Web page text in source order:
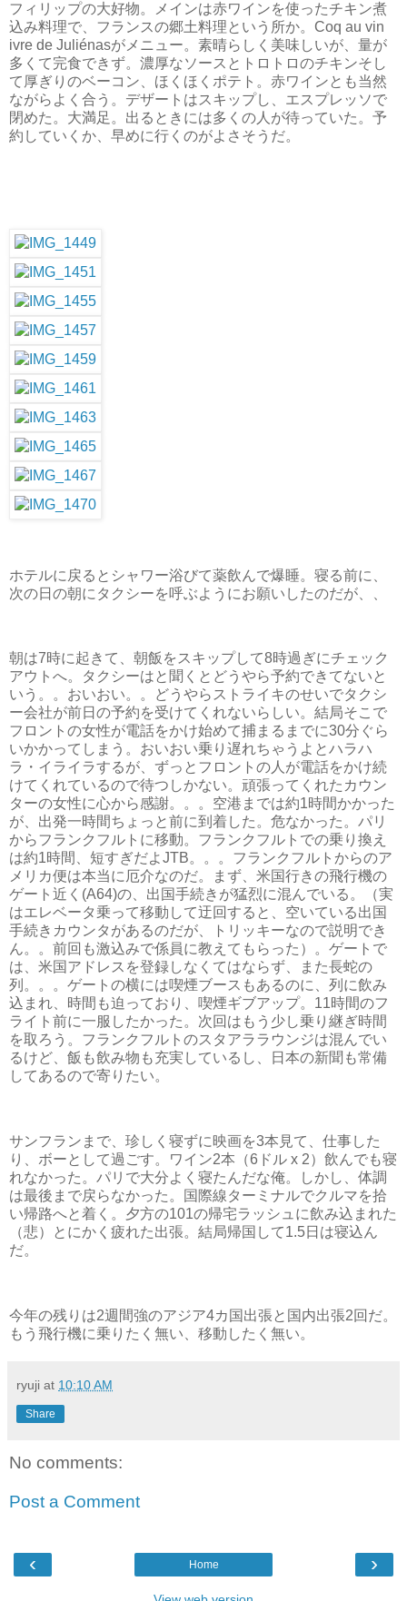
フィリップの大好物。メインは赤ワインを使ったチキン煮
込み料理で、フランスの郷土料理という所か。Coq au vin
ivre de Juliénasがメニュー。素晴らしく美味しいが、量が
多くて完食できず。濃厚なソースとトロトロのチキンそし
て厚ぎりのベーコン、ほくほくポテト。赤ワインとも当然
ながらよく合う。デザートはスキップし、エスプレッソで
閉めた。大満足。出るときには多くの人が待っていた。予
約していくか、早めに行くのがよさそうだ。
ホテルに戻るとシャワー浴びて薬飲んで爆睡。寝る前に、
次の日の朝にタクシーを呼ぶようにお願いしたのだが、、
朝は7時に起きて、朝飯をスキップして8時過ぎにチェック
アウトへ。タクシーはと聞くとどうやら予約できてないと
いう。。おいおい。。どうやらストライキのせいでタクシ
ー会社が前日の予約を受けてくれないらしい。結局そこで
フロントの女性が電話をかけ始めて捕まるまでに30分ぐら
いかかってしまう。おいおい乗り遅れちゃうよとハラハ
ラ・イライラするが、ずっとフロントの人が電話をかけ続
けてくれているので待つしかない。頑張ってくれたカウン
ターの女性に心から感謝。。。空港までは約1時間かかった
が、出発一時間ちょっと前に到着した。危なかった。パリ
からフランクフルトに移動。フランクフルトでの乗り換え
は約1時間、短すぎだよJTB。。。フランクフルトからのア
メリカ便は本当に厄介なのだ。まず、米国行きの飛行機の
ゲート近く(A64)の、出国手続きが猛烈に混んでいる。（実
はエレベータ乗って移動して迂回すると、空いている出国
手続きカウンタがあるのだが、トリッキーなので説明でき
ん。。前回も激込みで係員に教えてもらった）。ゲートで
は、米国アドレスを登録しなくてはならず、また長蛇の
列。。。ゲートの横には喫煙ブースもあるのに、列に飲み
込まれ、時間も迫っており、喫煙ギブアップ。11時間のフ
ライト前に一服したかった。次回はもう少し乗り継ぎ時間
を取ろう。フランクフルトのスタアララウンジは混んでい
るけど、飯も飲み物も充実しているし、日本の新聞も常備
してあるので寄りたい。
サンフランまで、珍しく寝ずに映画を3本見て、仕事した
り、ボーとして過ごす。ワイン2本（6ドル x 2）飲んでも寝
れなかった。パリで大分よく寝たんだな俺。しかし、体調
は最後まで戻らなかった。国際線ターミナルでクルマを拾
い帰路へと着く。夕方の101の帰宅ラッシュに飲み込まれた
（悲）とにかく疲れた出張。結局帰国して1.5日は寝込ん
だ。
今年の残りは2週間強のアジア4カ国出張と国内出張2回だ。
もう飛行機に乗りたく無い、移動したく無い。
ryuji at 10:10 AM
Share
No comments:
Post a Comment
‹ ›
Home